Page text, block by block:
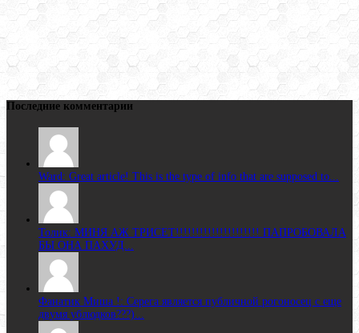
Последние комментарии
Ward: Great article! This is the type of info that are supposed to...
Толик: МИНЯ АЖ ТРИСЕТ!!!!!!!!!!!!!!!!!!!!! ПАПРОБОВАЛА
БЫ ОНА ПАХУД...
Фанатик Миша !: Серега является публичной рогоносец с еще
двумя ублюдков???)...